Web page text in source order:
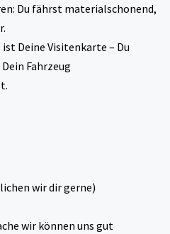
Du fährst materialschonend,
Deine Visitenkarte – Du
Fahrzeug
wir dir gerne)
wir können uns gut